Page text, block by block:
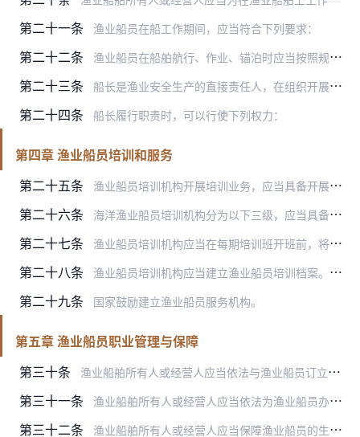
第二十一条 渔业船员在船工作期间，应当符合下列要求：
第二十二条 渔业船员在船舶航行、作业、锚泊时应当按照规定值班。值班船员应当履行以下职责：
第二十三条 船长是渔业安全生产的直接责任人，在组织开展渔业生产、保障水上人身与财产安全、防治渔业船舶污染水域和处置突发事件方面，具有独立决定权，并履行以下职责：
第二十四条 船长履行职责时，可以行使下列权力：
第四章 渔业船员培训和服务
第二十五条
渔业船员培训机构开展培训业务，应当具备开展相应培训所需的场地、设施、设备和教学人员条件。
第二十六条 海洋渔业船员培训机构分为以下三级，应当具备的具体条件由农业农村部另行规定：
第二十七条 渔业船员培训机构应当在每期培训班开班前，将学员名册、培训内容和教学计划报所在地渔政渔港监督管理机构备案。
第二十八条 渔业船员培训机构应当建立渔业船员培训档案。学员参加培训课时达到规定培训课时80％的，渔业船员培训机构方可出具渔业船员培训证明。
第二十九条 国家鼓励建立渔业船员服务机构。
第五章 渔业船员职业管理与保障
第三十条
渔业船舶所有人或经营人应当依法与渔业船员订立劳动合同。
第三十一条 渔业船舶所有人或经营人应当依法为渔业船员办理保险。
第三十二条 渔业船舶所有人或经营人应当保障渔业船员的生活和工作场所符合《渔业船舶法定检验规则》对船员生活环境、作业安全和防护的要求，并为船员提供必要的船上生活用品、防护用品…